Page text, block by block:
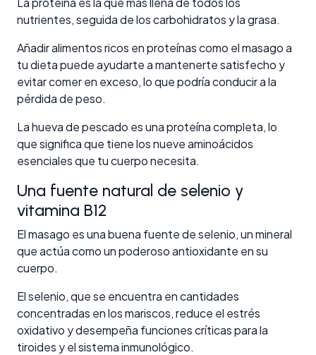
nutrientes, seguida de los carbohidratos y la grasa.
Añadir alimentos ricos en proteínas como el masago a
tu dieta puede ayudarte a mantenerte satisfecho y
evitar comer en exceso, lo que podría conducir a la
pérdida de peso.
La hueva de pescado es una proteína completa, lo
que significa que tiene los nueve aminoácidos
esenciales que tu cuerpo necesita.
Una fuente natural de selenio y
vitamina B12
El masago es una buena fuente de selenio, un mineral
que actúa como un poderoso antioxidante en su
cuerpo.
El selenio, que se encuentra en cantidades
concentradas en los mariscos, reduce el estrés
oxidativo y desempeña funciones críticas para la
tiroides y el sistema inmunológico.